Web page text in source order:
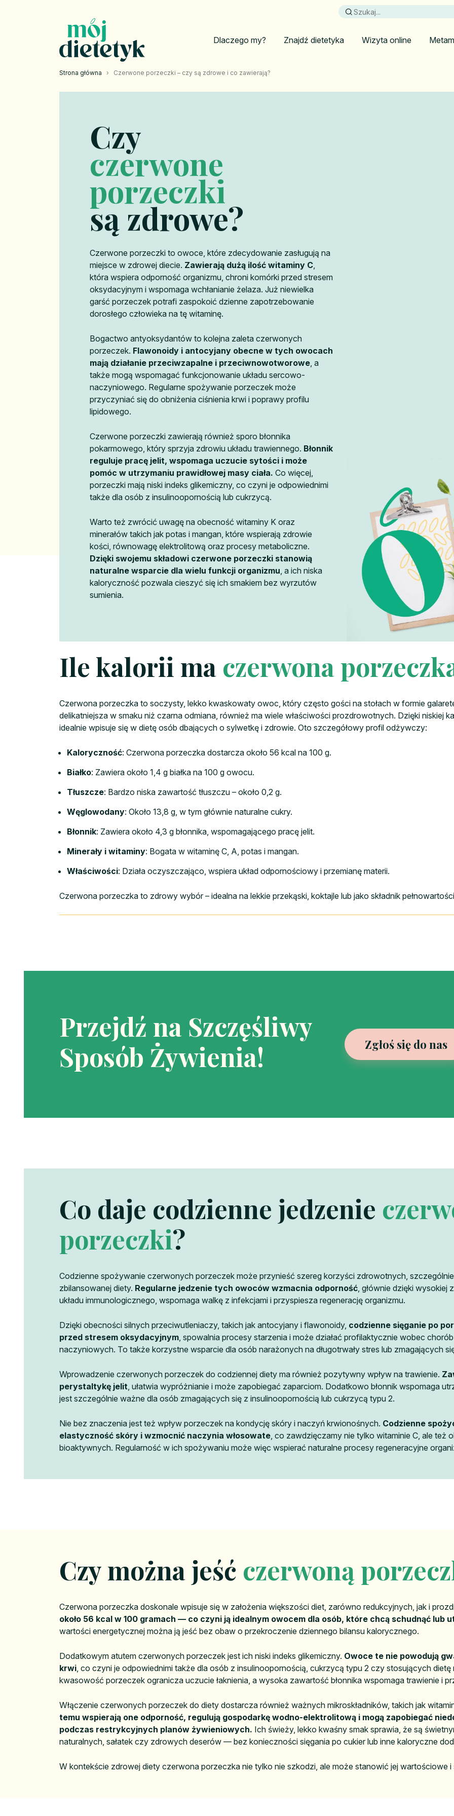
Dlaczego my? Znajdź dietetyka Wizyta online
Strona główna › Czerwone porzeczki – czy są zdrowe i co zawierają?
Czy
czerwone
porzeczki
są zdrowe?
Czerwone porzeczki to owoce, które zdecydowanie zasługują na
miejsce w zdrowej diecie. Zawierają dużą ilość witaminy C,
która wspiera odporność organizmu, chroni komórki przed stresem
oksydacyjnym i wspomaga wchłanianie żelaza. Już niewielka
garść porzeczek potrafi zaspokoić dzienne zapotrzebowanie
dorosłego człowieka na tę witaminę.
Bogactwo antyoksydantów to kolejna zaleta czerwonych
porzeczek. Flawonoidy i antocyjany obecne w tych owocach
mają działanie przeciwzapalne i przeciwnowotworowe, a
także mogą wspomagać funkcjonowanie układu sercowo-
naczyniowego. Regularne spożywanie porzeczek może
przyczyniać się do obniżenia ciśnienia krwi i poprawy profilu
lipidowego.
Czerwone porzeczki zawierają również sporo błonnika
pokarmowego, który sprzyja zdrowiu układu trawiennego. Błonnik
reguluje pracę jelit, wspomaga uczucie sytości i może
pomóc w utrzymaniu prawidłowej masy ciała. Co więcej,
porzeczki mają niski indeks glikemiczny, co czyni je odpowiednimi
także dla osób z insulinoopornością lub cukrzycą.
Warto też zwrócić uwagę na obecność witaminy K oraz
minerałów takich jak potas i mangan, które wspierają zdrowie
kości, równowagę elektrolitową oraz procesy metaboliczne.
Dzięki swojemu składowi czerwone porzeczki stanowią
naturalne wsparcie dla wielu funkcji organizmu, a ich niska
kaloryczność pozwala cieszyć się ich smakiem bez wyrzutów
sumienia.
Ile kalorii ma czerwona
Czerwona porzeczka to soczysty, lekko kwaskowaty owoc, który często gości na stołach w formie
delikatniejsza w smaku niż czarna odmiana, również ma wiele właściwości prozdrowotnych. Dzięki niskiej
idealnie wpisuje się w dietę osób dbających o sylwetkę i zdrowie. Oto szczegółowy profil odżywczy:
Kaloryczność: Czerwona porzeczka dostarcza około 56 kcal na 100 g.
Białko: Zawiera około 1,4 g białka na 100 g owocu.
Tłuszcze: Bardzo niska zawartość tłuszczu – około 0,2 g.
Węglowodany: Około 13,8 g, w tym głównie naturalne cukry.
Błonnik: Zawiera około 4,3 g błonnika, wspomagającego pracę jelit.
Minerały i witaminy: Bogata w witaminę C, A, potas i mangan.
Właściwości: Działa oczyszczająco, wspiera układ odpornościowy i przemianę materii.
Czerwona porzeczka to zdrowy wybór – idealna na lekkie przekąski, koktajle lub jako składnik
Przejdź na Szczęśliwy
Sposób Żywienia!
Zgłoś się do nas
Co daje codzienne jedzenie
porzeczki?
Codzienne spożywanie czerwonych porzeczek może przynieść szereg korzyści zdrowotnych,
zbilansowanej diety. Regularne jedzenie tych owoców wzmacnia odporność, głównie dzięki wysokiej
układu immunologicznego, wspomaga walkę z infekcjami i przyspiesza regenerację organizmu.
Dzięki obecności silnych przeciwutleniaczy, takich jak antocyjany i flawonoidy, codzienne sięganie po
przed stresem oksydacyjnym, spowalnia procesy starzenia i może działać profilaktycznie wobec
naczyniowych. To także korzystne wsparcie dla osób narażonych na długotrwały stres lub zmagających
Wprowadzenie czerwonych porzeczek do codziennej diety ma również pozytywny wpływ na trawienie.
perystaltykę jelit, ułatwia wypróżnianie i może zapobiegać zaparciom. Dodatkowo błonnik wspomaga
jest szczególnie ważne dla osób zmagających się z insulinoopornością lub cukrzycą typu 2.
Nie bez znaczenia jest też wpływ porzeczek na kondycję skóry i naczyń krwionośnych. Codzienne
elastyczność skóry i wzmocnić naczynia włosowate, co zawdzięczamy nie tylko witaminie C, ale też
bioaktywnych. Regularność w ich spożywaniu może więc wspierać naturalne procesy regeneracyjne
Czy można jeść czerwoną
Czerwona porzeczka doskonale wpisuje się w założenia większości diet, zarówno redukcyjnych, jak i
około 56 kcal w 100 gramach — co czyni ją idealnym owocem dla osób, które chcą schudnąć lub
wartości energetycznej można ją jeść bez obaw o przekroczenie dziennego bilansu kalorycznego.
Dodatkowym atutem czerwonych porzeczek jest ich niski indeks glikemiczny. Owoce te nie powodują
krwi, co czyni je odpowiednimi także dla osób z insulinoopornością, cukrzycą typu 2 czy stosujących
kwasowość porzeczek ogranicza uczucie łaknienia, a wysoka zawartość błonnika wspomaga trawienie i
Włączenie czerwonych porzeczek do diety dostarcza również ważnych mikroskładników, takich jak
temu wspierają one odporność, regulują gospodarkę wodno-elektrolitową i mogą zapobiegać
podczas restrykcyjnych planów żywieniowych. Ich świeży, lekko kwaśny smak sprawia, że są
naturalnych, sałatek czy zdrowych deserów — bez konieczności sięgania po cukier lub inne kaloryczne
W kontekście zdrowej diety czerwona porzeczka nie tylko nie szkodzi, ale może stanowić jej wartościowe